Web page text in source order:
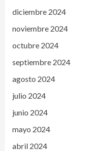
diciembre 2024
noviembre 2024
octubre 2024
septiembre 2024
agosto 2024
julio 2024
junio 2024
mayo 2024
abril 2024